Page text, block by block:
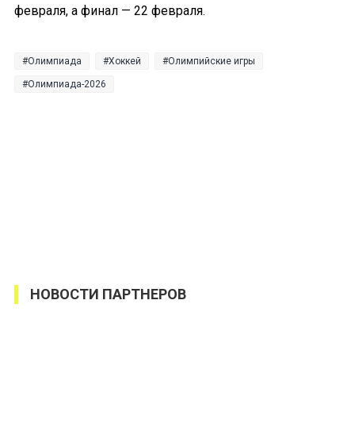
февраля, а финал — 22 февраля.
Олимпиада Хоккей Олимпийские игры
Олимпиада-2026
НОВОСТИ ПАРТНЕРОВ